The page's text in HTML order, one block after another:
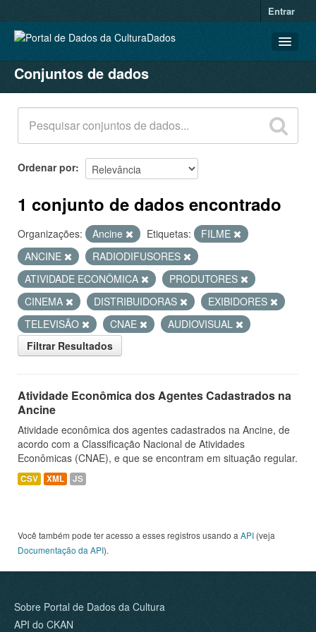
Entrar
CONJUNTOS DE DADOS
ORGANIZAÇÕES
GRUPOS
SOBRE
Conjuntos de dados
Ordenar por
1 conjunto de dados encontrado
Organizações: Ancine Etiquetas:
FILME
ANCINE
RADIODIFUSORES
ATIVIDADE ECONÔMICA
PRODUTORES
CINEMA
DISTRIBUIDORAS
EXIBIDORES
TELEVISÃO
CNAE
AUDIOVISUAL
Filtrar Resultados
Atividade Econômica dos Agentes Cadastrados na
Ancine
Atividade econômica dos agentes cadastrados na Ancine, de
acordo com a Classificação Nacional de Atividades
Econômicas (CNAE), e que se encontram em situação regular.
CSV XML JS
Você também pode ter acesso a esses registros usando a API (veja
Documentação da API).
Sobre Portal de Dados da Cultura
API do CKAN